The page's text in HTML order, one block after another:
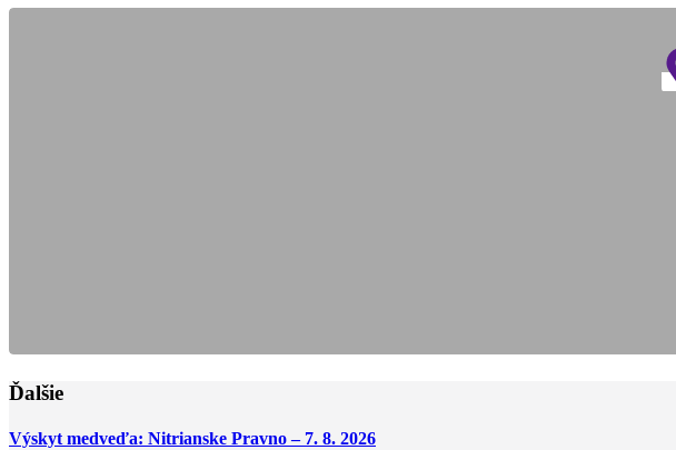
Ďalšie
Výskyt medveďa: Nitrianske Pravno – 7. 8. 2026